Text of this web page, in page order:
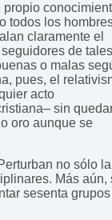
propio
todos los
claramente el
de tales
o malas
pues, el
acto
sin
oro aunque se
no sólo la
Más aún,
sesenta grupos